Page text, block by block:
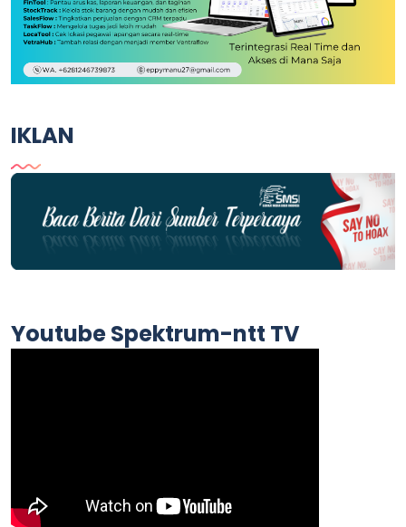
IKLAN
Youtube Spektrum-ntt TV